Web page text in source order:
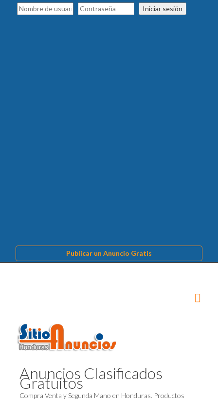
Iniciar sesión
Publicar un Anuncio Gratis
Anuncios Clasificados
Gratuitos
Compra Venta y Segunda Mano en Honduras. Productos